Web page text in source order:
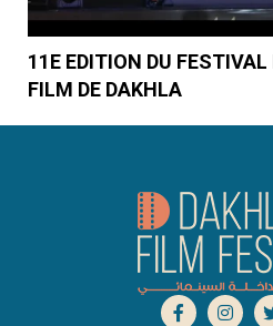
11E EDITION DU
FILM DE DAKHLA